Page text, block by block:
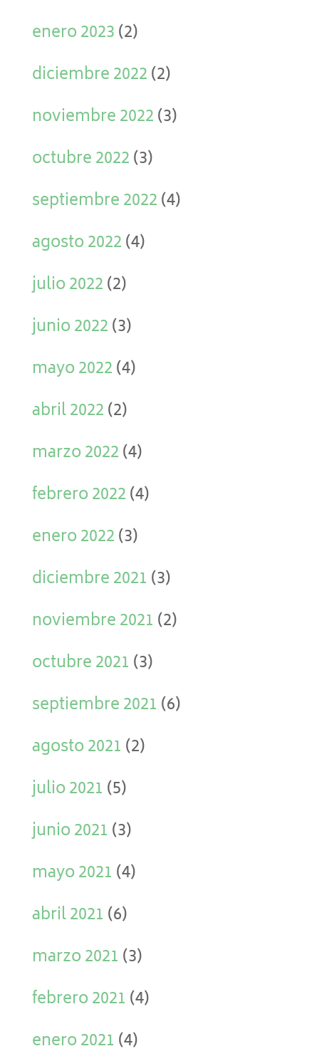
enero 2023(2)
diciembre 2022(2)
noviembre 2022(3)
octubre 2022(3)
septiembre 2022(4)
agosto 2022(4)
julio 2022(2)
junio 2022(3)
mayo 2022(4)
abril 2022(2)
marzo 2022(4)
febrero 2022(4)
enero 2022(3)
diciembre 2021 (3)
noviembre 2021 (2)
octubre 2021 (3)
septiembre 2021 (6)
agosto 2021 (2)
julio 2021 (5)
junio 2021 (3)
mayo 2021 (4)
abril 2021 (6)
marzo 2021 (3)
febrero 2021 (4)
enero 2021 (4)